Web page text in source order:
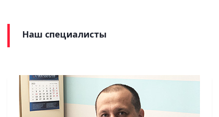
Наш специалисты